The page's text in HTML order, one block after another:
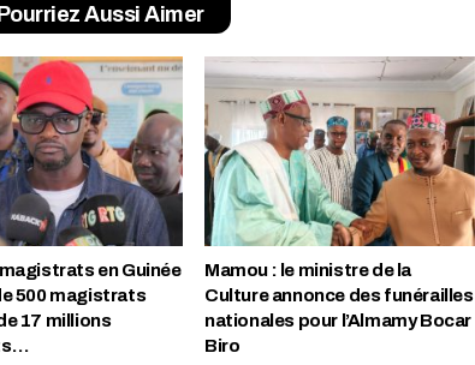
Aussi Aimer
en Guinée
500 magistrats
17 millions
Mamou : le ministre de la
Culture annonce des funérailles
nationales pour l’Almamy Bocar
Biro